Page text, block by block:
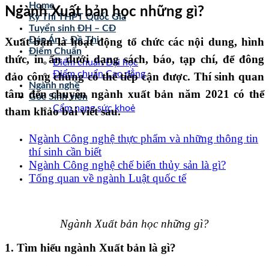
Home
Kỳ Thi THPT Quốc Gia
Tuyển sinh ĐH – CĐ
Đáp Án – Đề Thi
Điểm Chuẩn
Điểm chuẩn Đại học
Điểm chuẩn Cao đẳng
Ngành nghề
Góc Sinh viên
Cẩm nang sức khoẻ
Ngành Xuất bản học những gì?
Xuất bản là hoạt động tổ chức các nội dung, hình
thức, in ấn dưới dạng sách, báo, tạp chí, để đông
đảo công chúng có thể tiếp cận được. Thí sinh quan
tâm đến chuyên ngành xuất bản năm 2021 có thể
tham khảo bài viết sau.
Ngành Công nghệ thực phẩm và những thông tin
thí sinh cần biết
Ngành Công nghệ chế biến thủy sản là gì?
Tổng quan về ngành Luật quốc tế
Ngành Xuất bản học những gì?
1. Tìm hiểu ngành Xuất bản là gì?